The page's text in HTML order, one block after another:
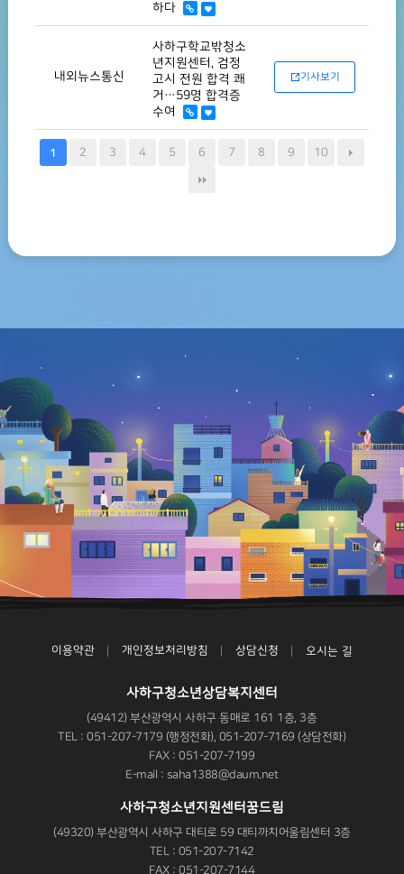
하다
내외뉴스통신
사하구학교밖청소
년지원센터, 검정
고시 전원 합격 쾌
거…59명 합격증
수여
기사보기
1 2 3 4 5 6 7 8 9 10
이용약관 개인정보처리방침 상담신청 오시는 길
사하구청소년상담복지센터
(49412) 부산광역시 사하구 동매로 161 1층, 3층
TEL : 051-207-7179 (행정전화), 051-207-7169 (상담전화)
FAX : 051-207-7199
E-mail : saha1388@daum.net
사하구청소년지원센터꿈드림
(49320) 부산광역시 사하구 대티로 59 대티까치어울림센터 3층
TEL : 051-207-7142
FAX : 051-207-7144